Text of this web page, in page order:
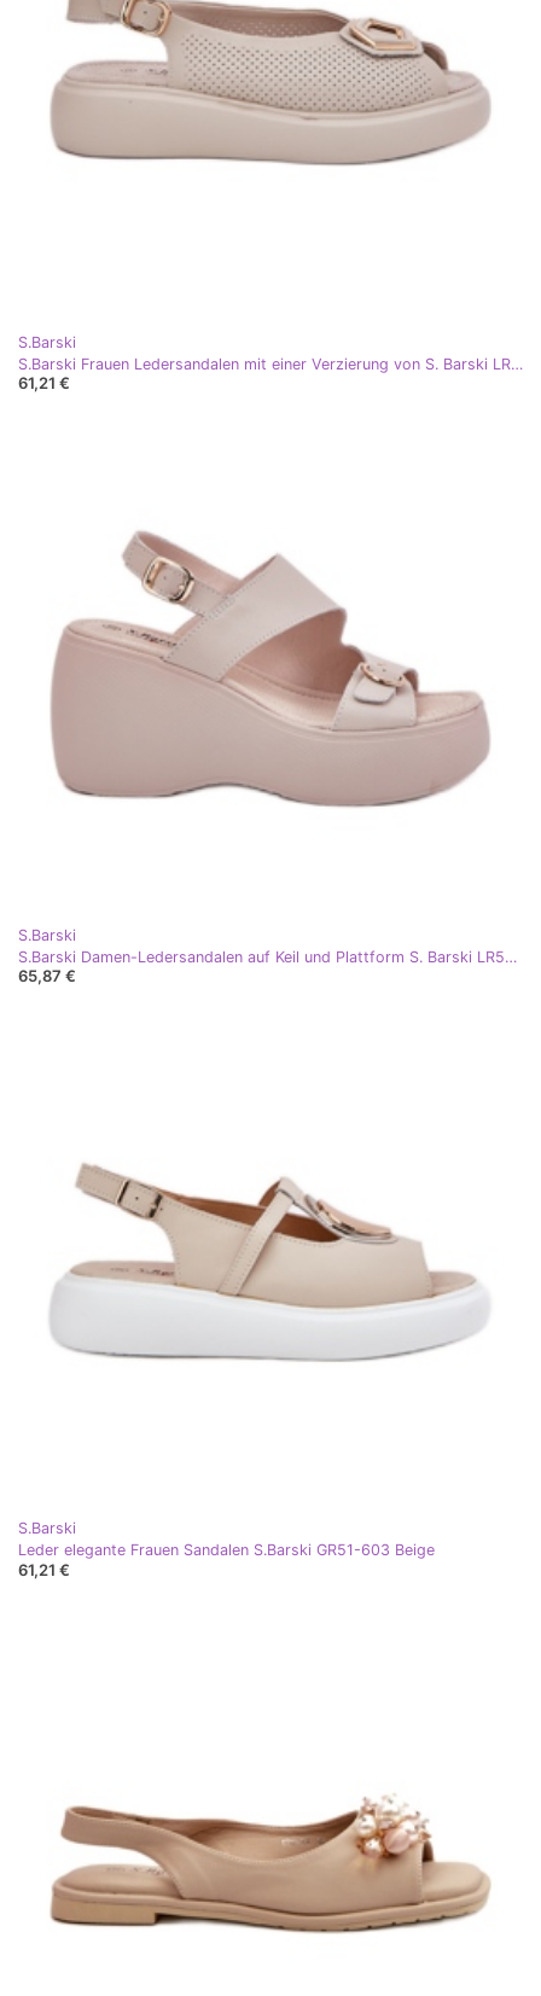
S.Barski
S.Barski Frauen Ledersandalen mit einer Verzierung von S. Barski LR51-786 Beige
61,21 €
S.Barski
S.Barski Damen-Ledersandalen auf Keil und Plattform S. Barski LR51-540 Beige
65,87 €
S.Barski
Leder elegante Frauen Sandalen S.Barski GR51-603 Beige
61,21 €